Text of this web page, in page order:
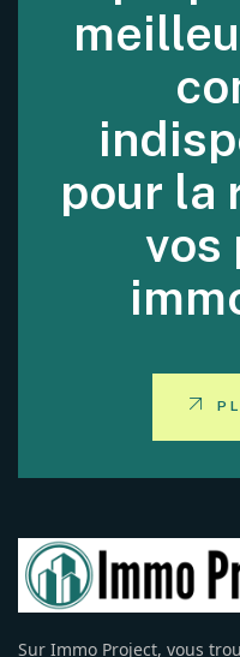
pour la
vos
Sur Immo Project, vous